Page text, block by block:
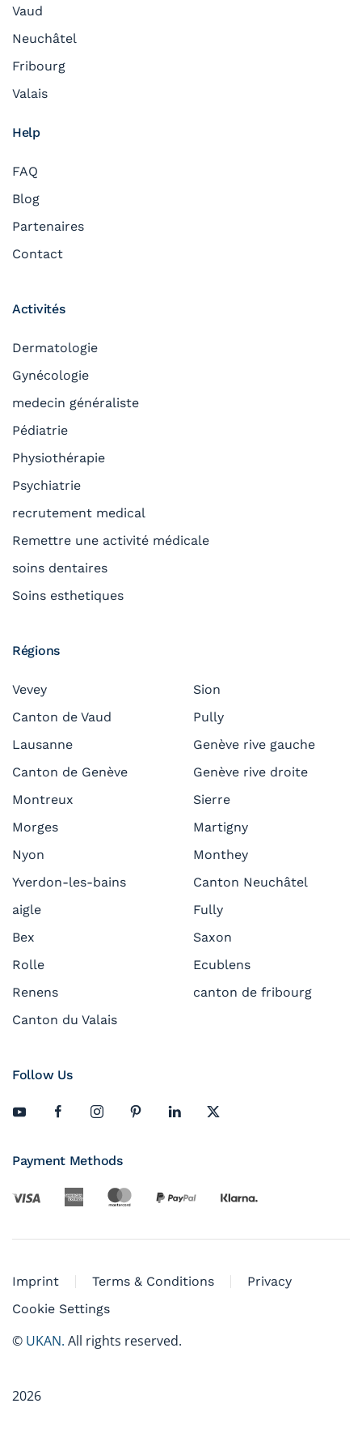
Vaud
Neuchâtel
Fribourg
Valais
Help
FAQ
Blog
Partenaires
Contact
Activités
Dermatologie
Gynécologie
medecin généraliste
Pédiatrie
Physiothérapie
Psychiatrie
recrutement medical
Remettre une activité médicale
soins dentaires
Soins esthetiques
Régions
Vevey
Canton de Vaud
Lausanne
Canton de Genève
Montreux
Morges
Nyon
Yverdon-les-bains
aigle
Bex
Rolle
Renens
Canton du Valais
Sion
Pully
Genève rive gauche
Genève rive droite
Sierre
Martigny
Monthey
Canton Neuchâtel
Fully
Saxon
Ecublens
canton de fribourg
Follow Us
Payment Methods
Imprint Terms & Conditions
Privacy
Cookie Settings
© UKAN. All rights reserved.
2026